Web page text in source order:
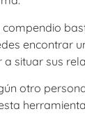
compendio
encontrar
situar sus
otro